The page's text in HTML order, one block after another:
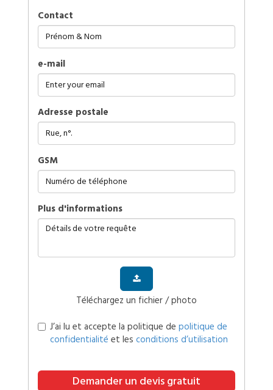
Contact
e-mail
Adresse postale
GSM
plus d'informations
Téléchargez un fichier / photo
J’ai lu et accepte la politique de politique de
confidentialité et les conditions d’utilisation
Demander un devis gratuit